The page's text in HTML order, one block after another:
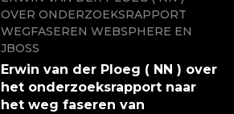
OVER ONDERZOEKSRAPPORT
WEGFASEREN WEBSPHERE EN
JBOSS
Erwin van der Ploeg ( NN ) over
het onderzoeksrapport naar
het weg faseren van